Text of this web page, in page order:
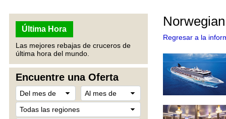
Última Hora
Las mejores rebajas de cruceros de
última hora del mundo.
Encuentre una Oferta
Regresar a la